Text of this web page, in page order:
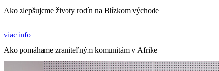
Ako zlepšujeme životy rodín na Blízkom východe
viac info
Ako pomáhame zraniteľným komunitám v Afrike